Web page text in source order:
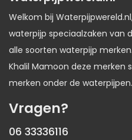
Welkom bij
waterpijp speciaalzaken van
alle soorten waterpijp
Khalil Mamoon deze merken
merken onder de waterpijpen.
Vragen?
06 33336116